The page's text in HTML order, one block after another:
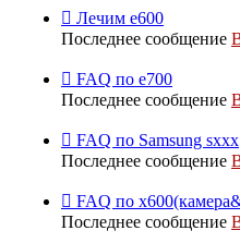
Лечим е600
Последнее сообщение
FAQ по е700
Последнее сообщение
FAQ по Samsung sxxx
Последнее сообщение
FAQ по
Последнее сообщение